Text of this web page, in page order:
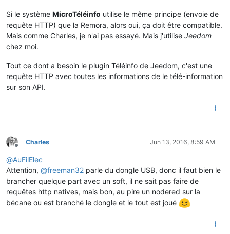
Si le système MicroTéléinfo utilise le même principe (envoie de
requête HTTP) que la Remora, alors oui, ça doit être compatible.
Mais comme Charles, je n'ai pas essayé. Mais j'utilise Jeedom
chez moi.
Tout ce dont a besoin le plugin Téléinfo de Jeedom, c'est une
requête HTTP avec toutes les informations de le télé-information
sur son API.
Offline
Charles Jun 13, 2016, 8:59 AM
@AuFilElec
Attention, @freeman32 parle du dongle USB, donc il faut bien le
brancher quelque part avec un soft, il ne sait pas faire de
requêtes http natives, mais bon, au pire un nodered sur la
bécane ou est branché le dongle et le tout est joué